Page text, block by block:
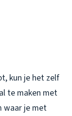
kun je het zelf
te maken met
waar je met